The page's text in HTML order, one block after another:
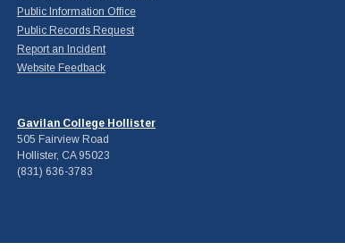
Public Information Office
Public Records Request
Report an Incident
Website Feedback
Gavilan College Hollister
505 Fairview Road
Hollister, CA 95023
(831) 636-3783